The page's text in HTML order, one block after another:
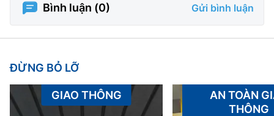
Bình luận (0) Gửi bình luận
ĐỪNG BỎ LỠ
GIAO THÔNG
AN TOÀN
THÔNG